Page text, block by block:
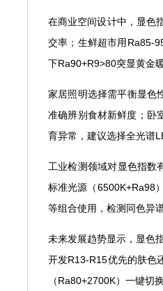
在商业空间设计中，显
交率；生鲜超市用Ra85-
下Ra90+R9>80突显黄金暖
家居照明选择需平衡显色性
准确辨别食材新鲜度；
育异常，建议选择全光谱
工业检测领域对显色指数
标准光源（6500K+Ra98）
等组合使用，检测同色异
未来发展趋势显示，显色
开发R13-R15优先的肤色还
（Ra80+2700K）一键切换